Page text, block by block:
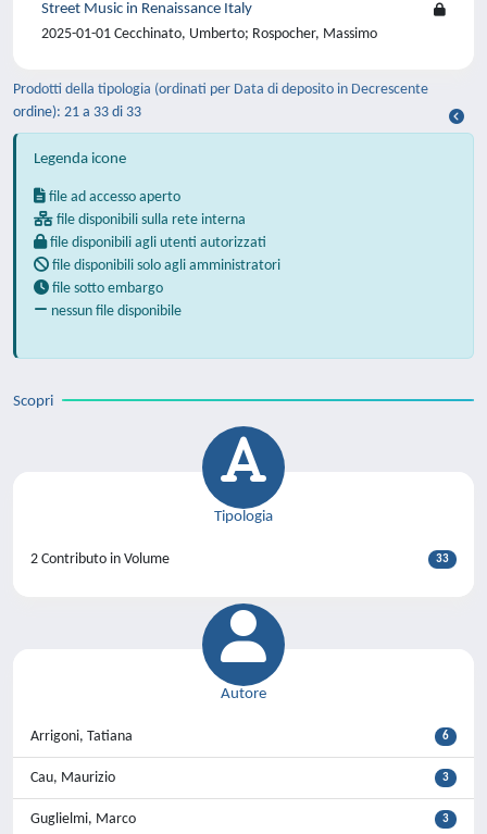
Street Music in Renaissance Italy
2025-01-01 Cecchinato, Umberto; Rospocher, Massimo
Prodotti della tipologia (ordinati per Data di deposito in Decrescente
ordine): 21 a 33 di 33
Legenda icone
file ad accesso aperto
file disponibili sulla rete interna
file disponibili agli utenti autorizzati
file disponibili solo agli amministratori
file sotto embargo
nessun file disponibile
Scopri
Tipologia
2 Contributo in Volume 33
Autore
Arrigoni, Tatiana 6
Cau, Maurizio 3
Guglielmi, Marco 3